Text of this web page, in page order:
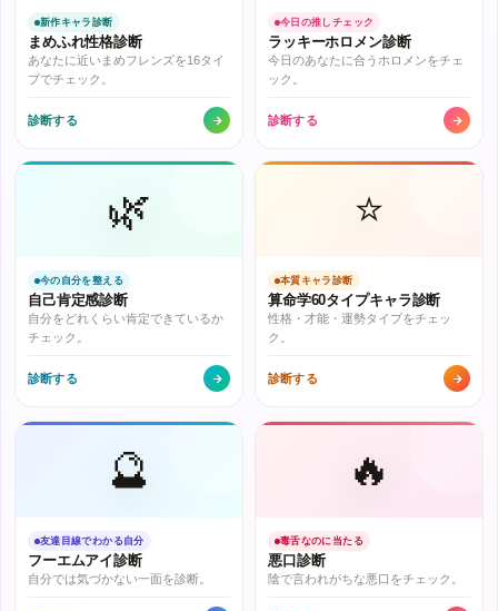
新作キャラ診断
まめふれ性格診断
あなたに近いまめフレンズを16タイ
プでチェック。
診断する
今日の推しチェック
ラッキーホロメン診断
今日のあなたに合うホロメンをチェ
ック。
診断する
🌿
今の自分を整える
自己肯定感診断
自分をどれくらい肯定できているか
チェック。
診断する
⭐
本質キャラ診断
算命学60タイプキャラ診断
性格・才能・運勢タイプをチェッ
ク。
診断する
🔮
友達目線でわかる自分
フーエムアイ診断
自分では気づかない一面を診断。
🔥
毒舌なのに当たる
悪口診断
陰で言われがちな悪口をチェック。